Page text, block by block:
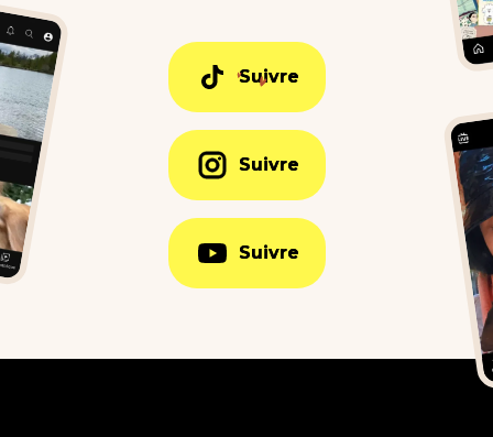
Suivre
Suivre
Suivre
Suivre
Suivre
Suivre